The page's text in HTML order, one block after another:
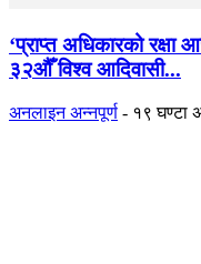
‘प्राप्त अधिकारको
३२औँ विश्व आदिवासी...
अनलाइन अन्नपूर्ण - १९ घण्टा